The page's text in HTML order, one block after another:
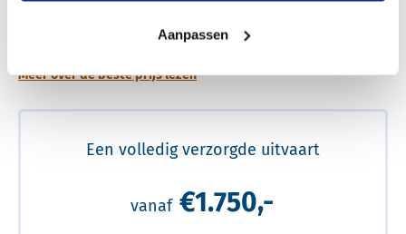
Aanpassen
Meer over de beste prijs lezen
Een volledig verzorgde uitvaart
vanaf €1.750,-